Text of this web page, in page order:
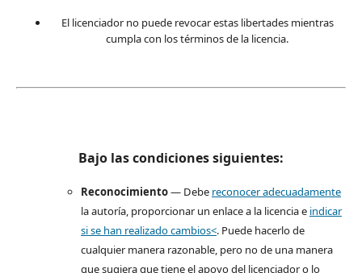
El licenciador no puede revocar estas libertades mientras
cumpla con los términos de la licencia.
Bajo las condiciones siguientes:
Reconocimiento— Debe reconocer adecuadamente
la autoría, proporcionar un enlace a la licencia e indicar
si se han realizado cambios<. Puede hacerlo de
cualquier manera razonable, pero no de una manera
que sugiera que tiene el apoyo del licenciador o lo